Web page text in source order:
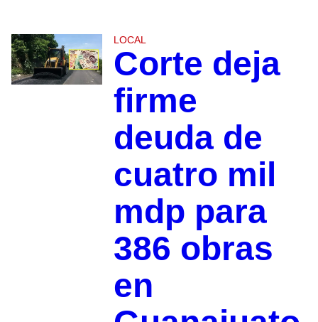
LOCAL
Corte deja
firme
deuda de
cuatro mil
mdp para
386 obras
en